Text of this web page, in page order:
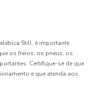
Still, é importante
os freios, os pneus, os
Certifique-se de que
e que atenda aos